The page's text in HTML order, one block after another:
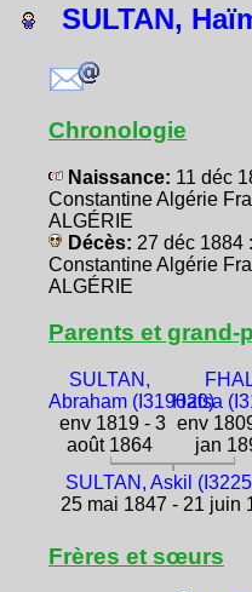
SULTAN,
Chronologie
Naissance: 11 déc
Constantine Algérie
ALGÉRIE
Décès: 27 déc 1884 :
Constantine Algérie
ALGÉRIE
Parents et grand-
SULTAN,
Abraham (I319020)
env 1819 - 3
août 1864
Hafsa
env
jan
SULTAN, Askil
25 mai 1847 - 21 juin
Frères et sœurs